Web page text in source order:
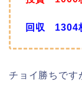
回収 1304
チョイ勝ちです